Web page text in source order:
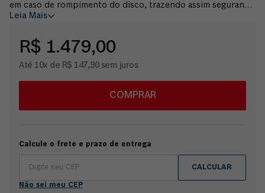
em caso de rompimento do disco, trazendo assim segurança
ao operador da ferramenta. Seu novo design e ergonomia
otimizado, resfriando o motor 20% mais, aumentando sua
performance e durabilidade. Possui grande resistência à
abrasão de concreto e resíduos de ferro que passam pelo
onde a máquina é desligada imediatamente ao se soltar o
gatilho, como uma forma de segurança ao operador. A
Este modelo é leve e vem com punho antivibração,
uso e mais conforto ao operador. Acompanha: 1 punho
de aperto, 1 Capa protetora e manual. Garantia 2 anos
Leia Mais
R$ 1.479,00
Até 10x de R$ 147,90 sem juros
COMPRAR
Calcule o frete e prazo de entrega
CALCULAR
Não sei meu CEP